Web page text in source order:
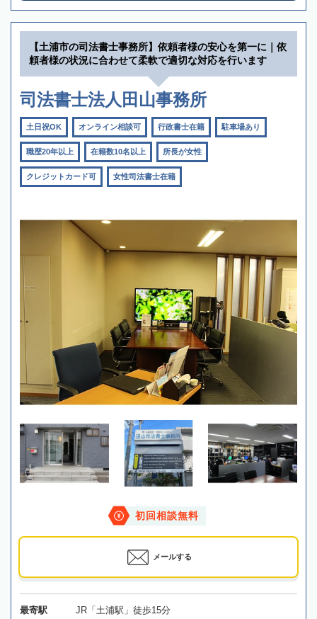
【土浦市の司法書士事務所】依頼者様の安心を第一に｜依
頼者様の状況に合わせて柔軟で適切な対応を行います
司法書士法人田山事務所
土日祝OK オンライン相談可 行政書士在籍 駐車場あり
職歴20年以上 在籍数10名以上 所長が女性
クレジットカード可 女性司法書士在籍
初回相談無料
メールする
最寄駅 JR「土浦駅」徒歩15分